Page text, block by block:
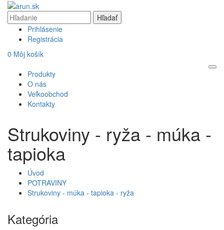
Prihlásenie
Registrácia
0 Môj košík
Produkty
O nás
Veľkoobchod
Kontakty
Strukoviny - ryža - múka -
tapioka
Úvod
POTRAVINY
Strukoviny - múka - tapioka - ryža
Kategória